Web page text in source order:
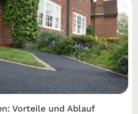
Vorteile und Ablauf